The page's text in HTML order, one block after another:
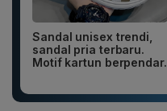
Sandal unisex trendi,
sandal pria terbaru.
Motif kartun berpendar.